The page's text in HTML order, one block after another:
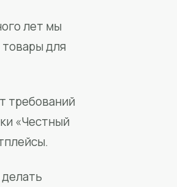
лет мы
для
требований
«Честный